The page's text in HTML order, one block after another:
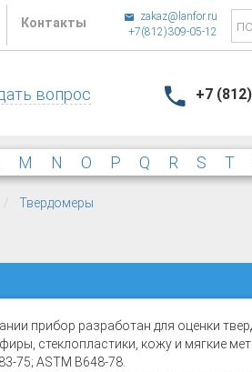
Контакты
zakaz@lanfor.ru
+7(812)309-05-12
вопрос +7
M N O P Q R S T
Твердомеры
прибор разработан для оценки
стеклопластики, кожу и мягкие
75; ASTM B648-78.